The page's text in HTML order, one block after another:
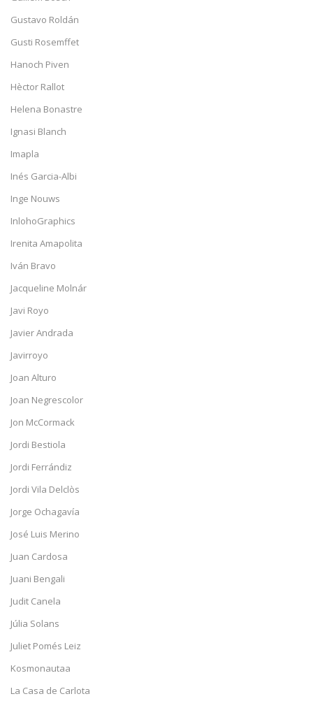
Gustavo Roldán
Gusti Rosemffet
Hanoch Piven
Hèctor Rallot
Helena Bonastre
Ignasi Blanch
Imapla
Inés Garcia-Albi
Inge Nouws
InlohoGraphics
Irenita Amapolita
Iván Bravo
Jacqueline Molnár
Javi Royo
Javier Andrada
Javirroyo
Joan Alturo
Joan Negrescolor
Jon McCormack
Jordi Bestiola
Jordi Ferrándiz
Jordi Vila Delclòs
Jorge Ochagavía
José Luis Merino
Juan Cardosa
Juani Bengali
Judit Canela
Júlia Solans
Juliet Pomés Leiz
Kosmonautaa
La Casa de Carlota